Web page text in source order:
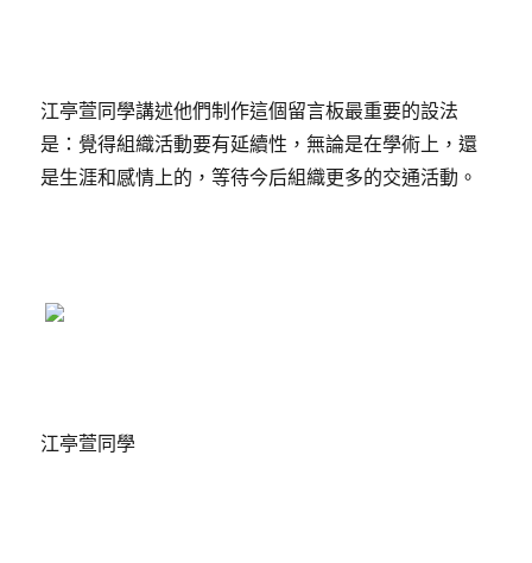
江亭萱同學講述他們制作這個留言板最重要的設法
是：覺得組織活動要有延續性，無論是在學術上，還
是生涯和感情上的，等待今后組織更多的交通活動。
江亭萱同學